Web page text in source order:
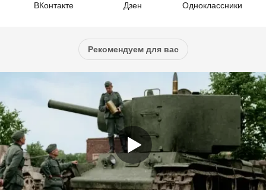
ВКонтакте Дзен Одноклассники
Рекомендуем для вас